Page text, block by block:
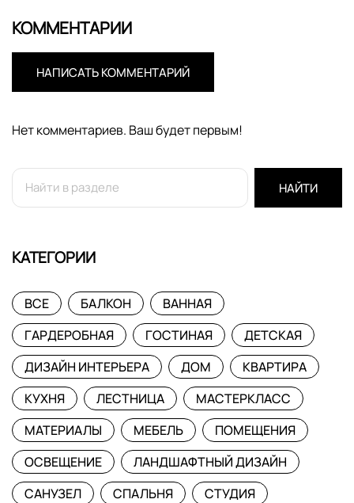
КОММЕНТАРИИ
НАПИСАТЬ КОММЕНТАРИЙ
Нет комментариев. Ваш будет первым!
НАЙТИ
КАТЕГОРИИ
ВСЕ БАЛКОН
ВАННАЯ
ГАРДЕРОБНАЯ
ГОСТИНАЯ
ДЕТСКАЯ
ДИЗАЙН ИНТЕРЬЕРА
ДОМ
КВАРТИРА
КУХНЯ
ЛЕСТНИЦА
МАСТЕРКЛАСС
МАТЕРИАЛЫ
МЕБЕЛЬ
ПОМЕЩЕНИЯ
ОСВЕЩЕНИЕ
ЛАНДШАФТНЫЙ ДИЗАЙН
САНУЗЕЛ
СПАЛЬНЯ
СТУДИЯ